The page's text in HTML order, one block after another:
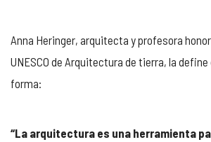
Anna Heringer, arquitecta y profesora
UNESCO de Arquitectura de tierra, la
forma:
“La arquitectura es una herramienta